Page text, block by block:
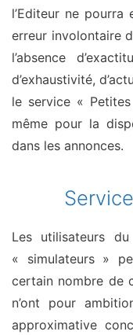
l’Editeur ne
erreur involontaire
l’absence
d’exhaustivité,
le service «
même pour la
dans les annonces.
Les utilisateurs
« simulateurs »
certain nombre de
n’ont pour
approximative